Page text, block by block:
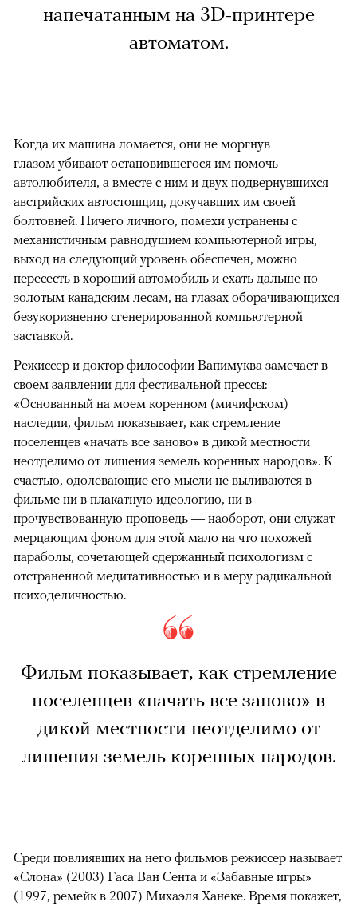
напечатанным на 3D-принтере
автоматом.
Когда их машина ломается, они не моргнув
глазом убивают остановившегося им помочь
автолюбителя, а вместе с ним и двух подвернувшихся
австрийских автостопщиц, докучавших им своей
болтовней. Ничего личного, помехи устранены с
механистичным равнодушием компьютерной игры,
выход на следующий уровень обеспечен, можно
пересесть в хороший автомобиль и ехать дальше по
золотым канадским лесам, на глазах оборачивающихся
безукоризненно сгенерированной компьютерной
заставкой.
Режиссер и доктор философии Вапимуква замечает в
своем заявлении для фестивальной прессы:
«Основанный на моем коренном (мичифском)
наследии, фильм показывает, как стремление
поселенцев «начать все заново» в дикой местности
неотделимо от лишения земель коренных народов». К
счастью, одолевающие его мысли не выливаются в
фильме ни в плакатную идеологию, ни в
прочувствованную проповедь — наоборот, они служат
мерцающим фоном для этой мало на что похожей
параболы, сочетающей сдержанный психологизм с
отстраненной медитативностью и в меру радикальной
психоделичностью.
Фильм показывает, как стремление
поселенцев «начать все заново» в
дикой местности неотделимо от
лишения земель коренных народов.
Среди повлиявших на него фильмов режиссер называет
«Слона» (2003) Гаса Ван Сента и «Забавные игры»
(1997, ремейк в 2007) Михаэля Ханеке. Время покажет,